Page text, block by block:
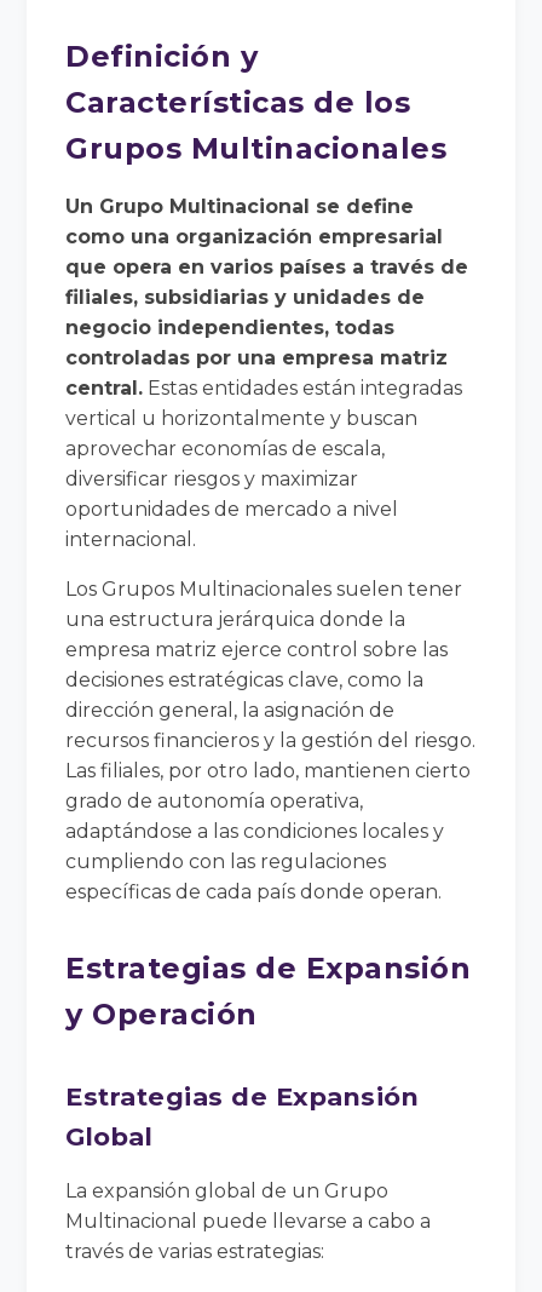
Definición y
Características de los
Grupos Multinacionales
Un Grupo Multinacional se define
como una organización empresarial
que opera en varios países a través de
filiales, subsidiarias y unidades de
negocio independientes, todas
controladas por una empresa matriz
central. Estas entidades están integradas
vertical u horizontalmente y buscan
aprovechar economías de escala,
diversificar riesgos y maximizar
oportunidades de mercado a nivel
internacional.
Los Grupos Multinacionales suelen tener
una estructura jerárquica donde la
empresa matriz ejerce control sobre las
decisiones estratégicas clave, como la
dirección general, la asignación de
recursos financieros y la gestión del riesgo.
Las filiales, por otro lado, mantienen cierto
grado de autonomía operativa,
adaptándose a las condiciones locales y
cumpliendo con las regulaciones
específicas de cada país donde operan.
Estrategias de Expansión
y Operación
Estrategias de Expansión
Global
La expansión global de un Grupo
Multinacional puede llevarse a cabo a
través de varias estrategias: